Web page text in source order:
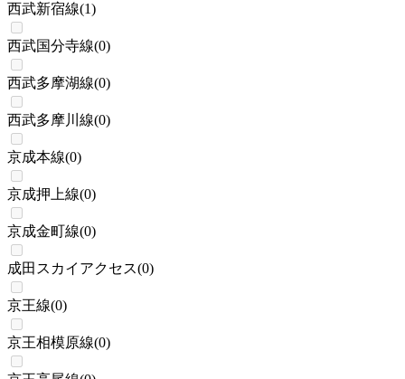
西武新宿線(1)
西武国分寺線(0)
西武多摩湖線(0)
西武多摩川線(0)
京成本線(0)
京成押上線(0)
京成金町線(0)
成田スカイアクセス(0)
京王線(0)
京王相模原線(0)